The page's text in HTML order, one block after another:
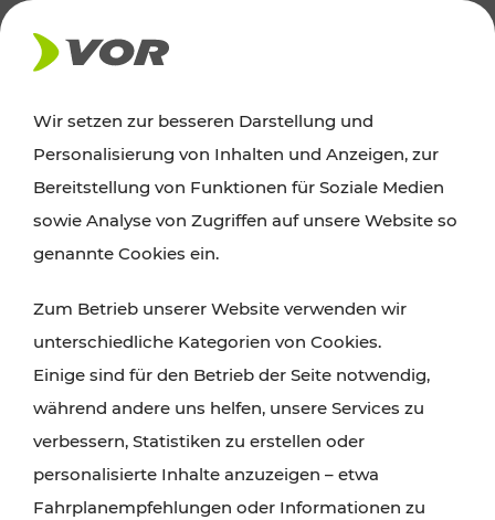
AKTUELLES
Ausflugstipps
Wien, Niederösterreich und das Burgenland
Wanderungen, Kultur und Gastronomie,
Radtouren oder purer Naturgenuss – viele
Attraktionen sind mit den Ticket- und Fahrplan-
Angeboten des VOR gut und schnell erreichbar.
Wir setzen zur besseren Darstellung und
Personalisierung von Inhalten und Anzeigen, zur
Bereitstellung von Funktionen für Soziale Medien
sowie Analyse von Zugriffen auf unsere Website so
genannte Cookies ein.
Zum Betrieb unserer Website verwenden wir
unterschiedliche Kategorien von Cookies.
Einige sind für den Betrieb der Seite notwendig,
während andere uns helfen, unsere Services zu
verbessern, Statistiken zu erstellen oder
personalisierte Inhalte anzuzeigen – etwa
Fahrplanempfehlungen oder Informationen zu